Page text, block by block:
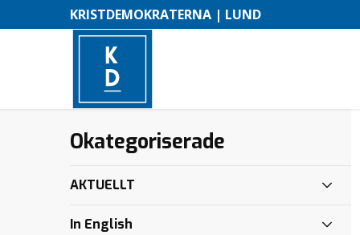
KRISTDEMOKRATERNA | LUND
Okategoriserade
AKTUELLT
BYGG
TUNNEL
LUND C!
In English
programme
handlingsprogram
KD